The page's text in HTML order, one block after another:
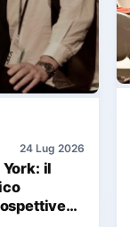
24 Lug 2026
il